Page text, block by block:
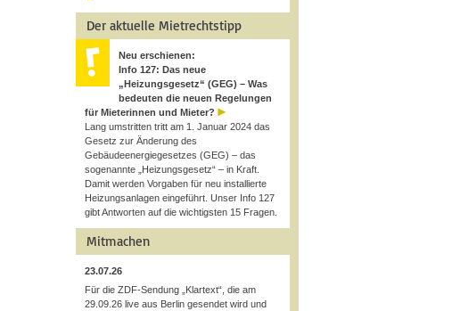
Der aktuelle Mietrechtstipp
Neu erschienen:
Info 127: Das neue
„Heizungsgesetz“ (GEG) – Was
bedeuten die neuen Regelungen
für Mieterinnen und Mieter?
Lang umstritten tritt am 1. Januar 2024 das
Gesetz zur Änderung des
Gebäudeenergiegesetzes (GEG) – das
sogenannte „Heizungsgesetz“ – in Kraft.
Damit werden Vorgaben für neu installierte
Heizungsanlagen eingeführt. Unser Info 127
gibt Antworten auf die wichtigsten 15 Fragen.
Mitmachen
23.07.26
Für die ZDF-Sendung „Klartext“, die am
29.09.26 live aus Berlin gesendet wird und